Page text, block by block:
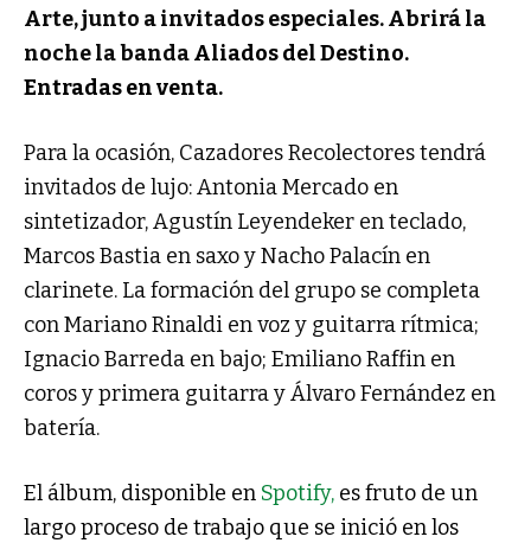
Arte, junto a invitados especiales. Abrirá la
noche la bandaAliados del Destino.
Entradas en venta.
Para la ocasión, Cazadores Recolectores tendrá
invitados de lujo: Antonia Mercado en
sintetizador, Agustín Leyendeker en teclado,
Marcos Bastia en saxo y Nacho Palacín en
clarinete. La formación del grupo se completa
con Mariano Rinaldi en voz y guitarra rítmica;
Ignacio Barreda en bajo; Emiliano Raffin en
coros y primera guitarra y Álvaro Fernández en
batería.
El álbum, disponible en Spotify, es fruto de un
largo proceso de trabajo que se inició en los